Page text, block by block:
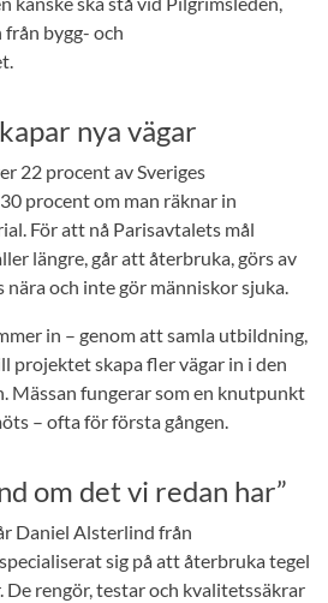
från bygg- och
nya vägar
22 procent av Sveriges
procent om man räknar in
För att nå Parisavtalets mål
längre, går att återbruka, görs av
och inte gör människor sjuka.
in – genom att samla utbildning,
projektet skapa fler vägar in i den
Mässan fungerar som en knutpunkt
– ofta för första gången.
om det vi redan har”
Daniel Alsterlind från
sig på att återbruka tegel
rengör, testar och kvalitetssäkrar